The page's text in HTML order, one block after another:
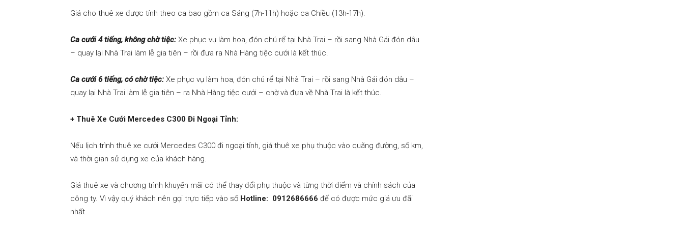
xe
Giá cho thuê xe được tính theo ca bao gồm ca Sáng (7h-11h) hoặc ca Chiều (13h-17h).
Ca cưới 4 tiếng, không chờ tiệc: Xe phục vụ làm hoa, đón chú rể tại Nhà Trai – rồi sang Nhà Gái đón dâu
– quay lại Nhà Trai làm lễ gia tiên – rồi đưa ra Nhà Hàng tiệc cưới là kết thúc.
Ca cưới 6 tiếng, có chờ tiệc: Xe phục vụ làm hoa, đón chú rể tại Nhà Trai – rồi sang Nhà Gái đón dâu –
quay lại Nhà Trai làm lễ gia tiên – ra Nhà Hàng tiệc cưới – chờ và đưa về Nhà Trai là kết thúc.
+ Thuê Xe Cưới Mercedes C300 Đi Ngoại Tỉnh:
Nếu lịch trình thuê xe cưới Mercedes C300 đi ngoại tỉnh, giá thuê xe phụ thuộc vào quãng đường, số km,
và thời gian sử dụng xe của khách hàng.
Giá thuê xe và chương trình khuyến mãi có thể thay đổi phụ thuộc và từng thời điểm và chính sách của
công ty. Vì vậy quý khách nên gọi trực tiếp vào số Hotline: 0912686666 để có được mức giá ưu đãi
nhất.